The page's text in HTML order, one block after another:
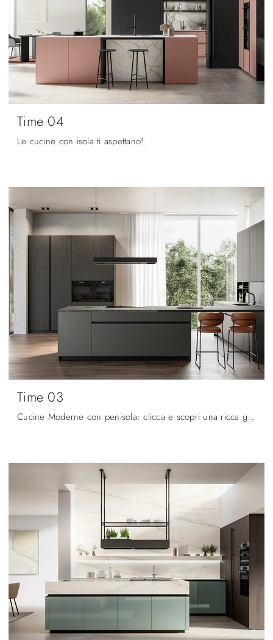
Time 04
Le cucine con isola ti aspettano!.
Time 03
Cucine Moderne con penisola: clicca e scopri una ricca gamma di soluzioni del marchio Arredo3, tra cui il modello Time 03.